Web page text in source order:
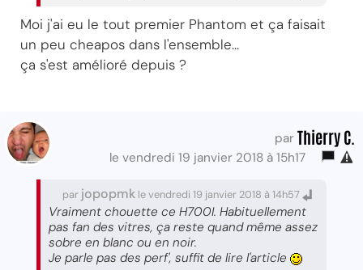
Moi j'ai eu le tout premier Phantom et ça faisait
un peu cheapos dans l'ensemble...
ça s'est amélioré depuis ?
par Thierry C.
le vendredi 19 janvier 2018 à 15h17
par jopopmk le vendredi 19 janvier 2018 à 14h57
Vraiment chouette ce H700I. Habituellement
pas fan des vitres, ça reste quand même assez
sobre en blanc ou en noir.
Je parle pas des perf', suffit de lire l'article